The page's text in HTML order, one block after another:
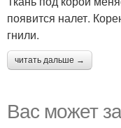
появится налет.
гнили.
читать дальше →
Вас может